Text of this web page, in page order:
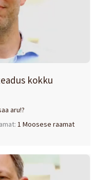
kokku
aru!?
1 Moosese raamat